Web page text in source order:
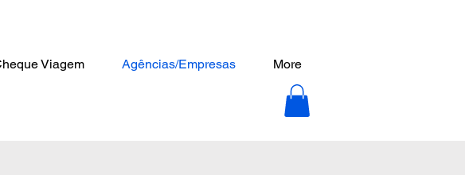
Viagem Agências/Empresas More